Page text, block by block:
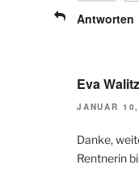
Antworten
Eva
JANUAR
Danke,
Rentnerin